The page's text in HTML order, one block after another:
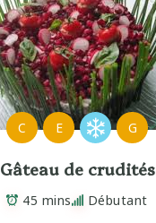
C E G
Gâteau de crudités
45 mins Débutant